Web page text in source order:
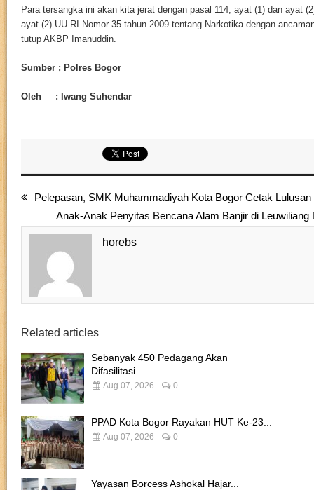
Para tersangka ini akan kita jerat dengan pasal 114, ayat (1) dan ayat
ayat (2) UU RI Nomor 35 tahun 2009 tentang Narkotika dengan
tutup AKBP Imanuddin.
Sumber ; Polres Bogor
Oleh : Iwang Suhendar
Pelepasan, SMK Muhammadiyah Kota Bogor Cetak
Anak-Anak Penyitas Bencana Alam Banjir di Leuwiliang
horebs
Related articles
Sebanyak 450 Pedagang Akan
Difasilitasi...
Aug 07, 2026 0
PPAD Kota Bogor Rayakan HUT Ke-23...
Aug 07, 2026 0
Yayasan Borcess Ashokal Hajar...